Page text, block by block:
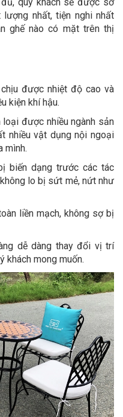
nhất, tiện nghi nhất
ghế nào có mặt trên thị
được nhiệt độ cao và
kiện khí hậu.
được nhiều ngành sản
nhiều vật dụng nội ngoại
mình.
biến dạng trước các tác
lo bị sứt mẻ, nứt như
liền mạch, không sợ bị
dễ dàng thay đổi vị trí
khách mong muốn.